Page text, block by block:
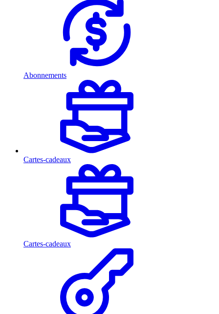
Abonnements
Cartes-cadeaux
Cartes-cadeaux